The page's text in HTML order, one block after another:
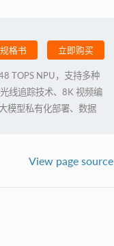
格书 立即购买
TOPS NPU，支持多种
线追踪技术、8K 视频编
模型私有化部署、数据
View page source